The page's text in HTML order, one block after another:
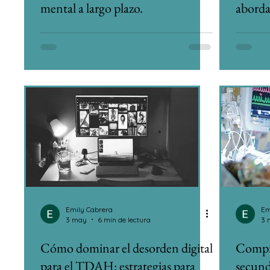
mental a largo plazo.
Emily Cabrera
3 may
6 min de lectura
Cómo dominar el desorden digital
para el TDAH: estrategias para
3